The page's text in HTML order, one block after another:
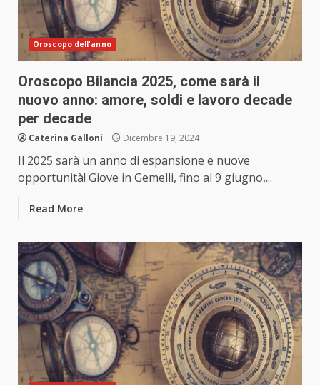
Oroscopo dell'anno
Oroscopo Bilancia 2025, come sarà il
nuovo anno: amore, soldi e lavoro decade
per decade
Caterina Galloni Dicembre 19, 2024
Il 2025 sarà un anno di espansione e nuove
opportunità! Giove in Gemelli, fino al 9 giugno,...
Read More